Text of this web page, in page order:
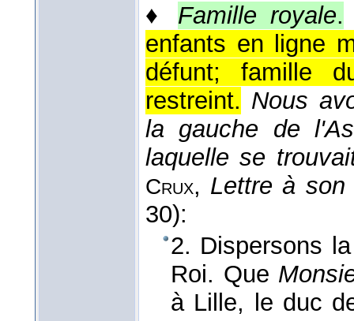
♦ Famille royale.
enfants en ligne
défunt; famille
restreint. Nous
la gauche de
laquelle se
Crux, Lettre à son
30):
2. Dispersons
Roi. Que
à Lille, le duc